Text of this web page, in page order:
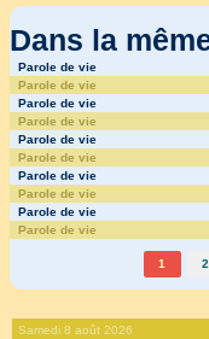
Dans la
Parole de vie
Parole de vie
Parole de vie
Parole de vie
Parole de vie
Parole de vie
Parole de vie
Parole de vie
Parole de vie
Parole de vie
1 2
Samedi 8 août 2026